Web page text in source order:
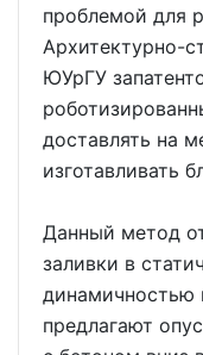
проблемой для
Архитектурно-
ЮУрГУ
доставлять на
изготавливать
Данный метод
заливки в
динамичностью
предлагают